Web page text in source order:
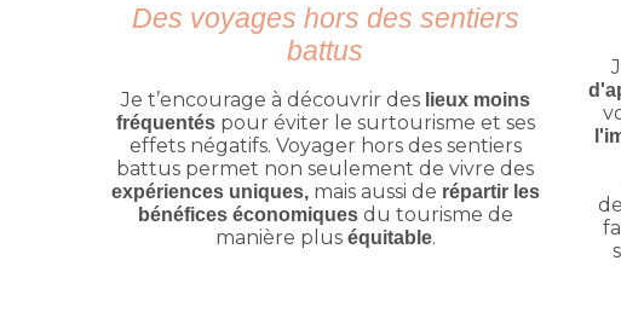
Des voyages hors des sentiers
battus
Je t’encourage à découvrir deslieux moins
fréquentéspour éviter le surtourisme et ses
effets négatifs. Voyager hors des sentiers
battus permet non seulement de vivre des
expériences uniques,mais aussi de répartir les
bénéfices économiques du tourisme de
manière plus équitable.